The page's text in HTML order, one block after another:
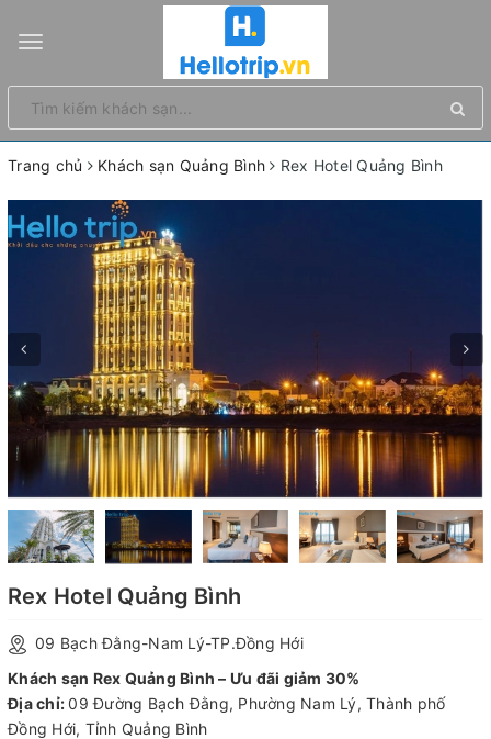
Toggle
Trang chủ Khách sạn Quảng Bình Rex Hotel Quảng Bình
Rex Hotel Quảng Bình
09 Bạch Đằng-Nam Lý-TP.Đồng Hới
Khách sạn Rex Quảng Bình – Ưu đãi giảm 30%
Địa chỉ:09 Đường Bạch Đằng, Phường Nam Lý, Thành phố
Đồng Hới, Tỉnh Quảng Bình